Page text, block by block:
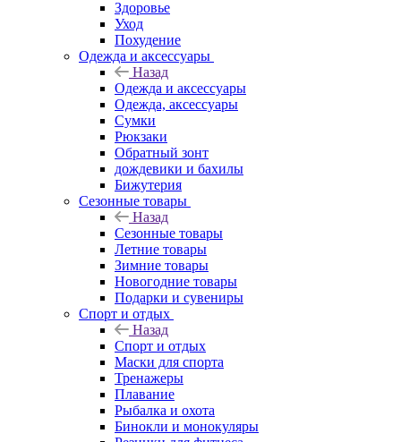
Здоровье
Уход
Похудение
Одежда и аксессуары
Назад
Одежда и аксессуары
Одежда, аксессуары
Сумки
Рюкзаки
Обратный зонт
дождевики и бахилы
Бижутерия
Сезонные товары
Назад
Сезонные товары
Летние товары
Зимние товары
Новогодние товары
Подарки и сувениры
Спорт и отдых
Назад
Спорт и отдых
Маски для спорта
Тренажеры
Плавание
Рыбалка и охота
Бинокли и монокуляры